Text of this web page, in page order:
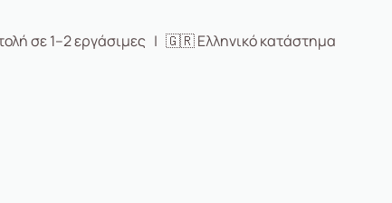
σε 1–2 εργάσιμες | 🇬🇷 Ελληνικό κατάστημα